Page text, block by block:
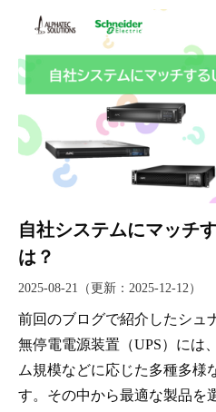
自社システムにマッチ
は？
2025-08-21 （更新： 2025-12-12）
前回のブログで紹介したシュ
無停電電源装置（UPS）には
ム規模などに応じた多種多様
す。その中から最適な製品を